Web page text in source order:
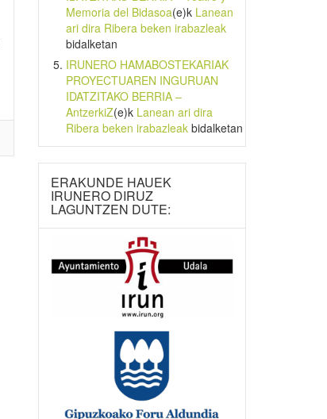
Memoria del Bidasoa(e)k Lanean
ari dira Ribera beken irabazleak
bidalketan
IRUNERO HAMABOSTEKARIAK
PROYECTUAREN INGURUAN
IDATZITAKO BERRIA –
AntzerkiZ(e)k Lanean ari dira
Ribera beken irabazleakbidalketan
ERAKUNDE HAUEK
IRUNERO DIRUZ
LAGUNTZEN DUTE: